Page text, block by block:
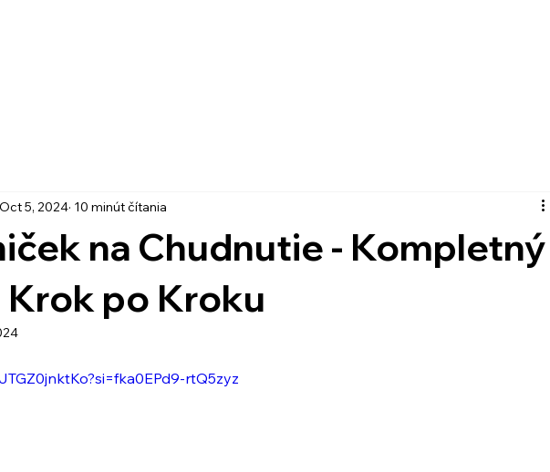
na Chudnutie - Kompletný
Krok po Kroku
Oct 5, 2024 10 minút čítania
rtQ5zyz